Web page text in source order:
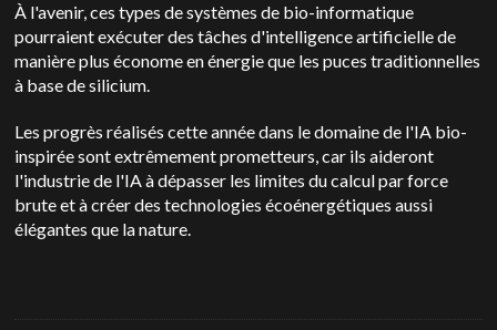
À l'avenir, ces types de systèmes de bio-informatique
pourraient exécuter des tâches d'intelligence artificielle de
manière plus économe en énergie que les puces traditionnelles
à base de silicium.
Les progrès réalisés cette année dans le domaine de l'IA bio-
inspirée sont extrêmement prometteurs, car ils aideront
l'industrie de l'IA à dépasser les limites du calcul par force
brute et à créer des technologies écoénergétiques aussi
élégantes que la nature.